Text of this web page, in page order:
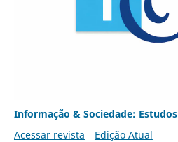
Informação & Sociedade: Estudos
Acessar revista
Edição Atual